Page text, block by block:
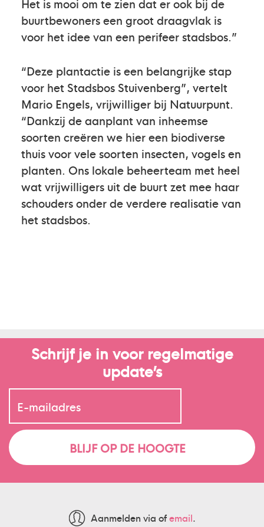
Het is mooi om te zien dat er ook bij de
buurtbewoners een groot draagvlak is
voor het idee van een perifeer stadsbos.”
“Deze plantactie is een belangrijke stap
voor het Stadsbos Stuivenberg”, vertelt
Mario Engels, vrijwilliger bij Natuurpunt.
“Dankzij de aanplant van inheemse
soorten creëren we hier een biodiverse
thuis voor vele soorten insecten, vogels en
planten. Ons lokale beheerteam met heel
wat vrijwilligers uit de buurt zet mee haar
schouders onder de verdere realisatie van
het stadsbos.
Schrijf je in voor regelmatige
update’s
Aanmelden via ofemail.